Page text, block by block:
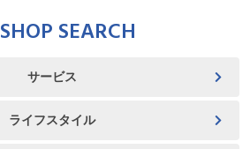
SHOP SEARCH
サービス
ライフスタイル